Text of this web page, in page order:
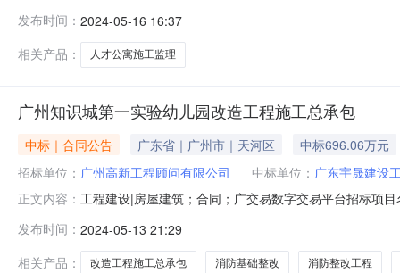
1500:00:00合同金额：2970000.000000其它形式合同报
不限于竣工验收、整改
发布时间： 2024-05-16 16:37
相关产品：
人才公寓施工监理
广州知识城第一实验幼儿园改造工程施工总承包
中标｜合同公告 广东省｜广州市｜天河区
中标696.06万元
招标单位： 广州高新工程顾问有限公司 中标单位： 广东宇晟建设
正文内容： 工程建设|房屋建筑；合同；广交易数字交易平台招标项
2200:00:00合同金额：6960696.140000其它形式合同报
1.班级幼儿洗
发布时间： 2024-05-13 21:29
相关产品：
改造工程施工总承包 消防基础整改 消防整改工程